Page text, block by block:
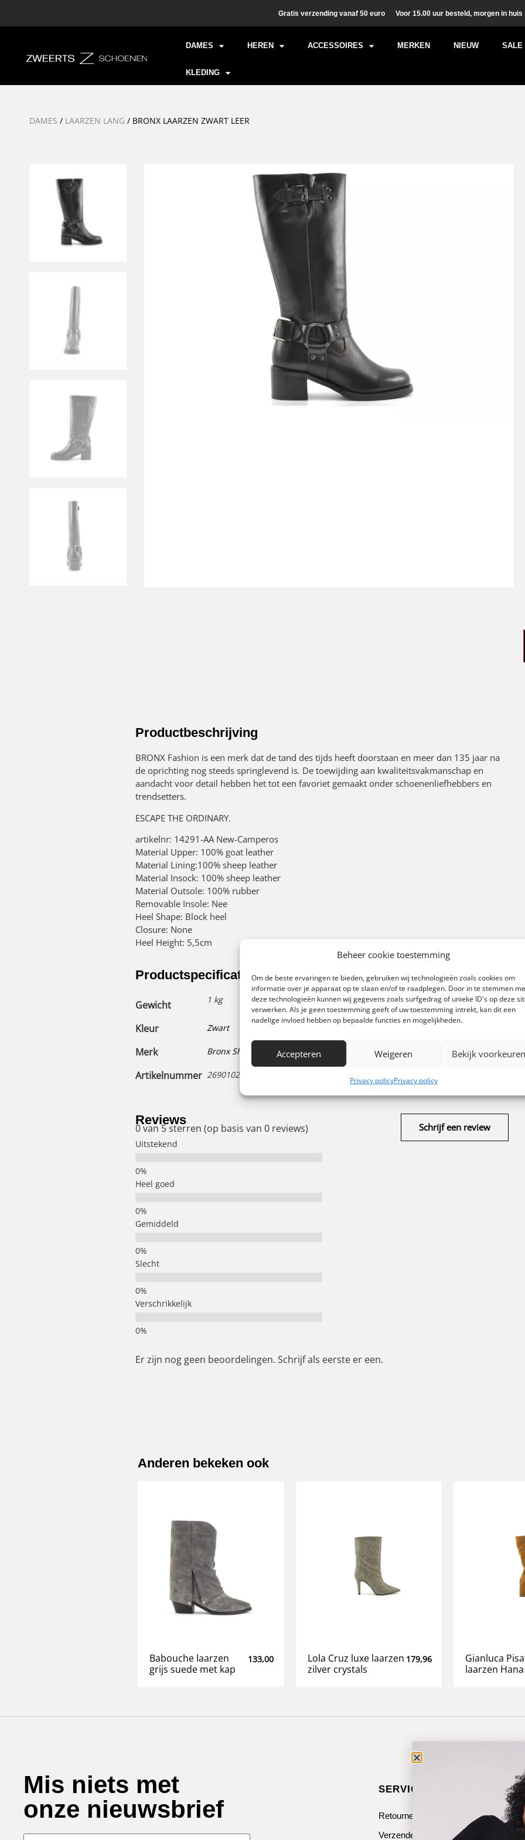
Beheer cookie toestemming
Om de beste ervaringen te bieden, gebruiken wij technologieën zoals cookies om
informatie over je apparaat op te slaan en/of te raadplegen. Door in te stemmen
deze technologieën kunnen wij gegevens zoals surfgedrag of unieke ID's op deze
verwerken. Als je geen toestemming geeft of uw toestemming intrekt, kan dit een
nadelige invloed hebben op bepaalde functies en mogelijkheden.
Accepteren Weigeren Bekijk voorkeuren
Privacy policyPrivacy policy
Gratis verzending vanaf 50 euro Voor 15.00 uur besteld, morgen in huis
DAMES HEREN ACCESSOIRES MERKEN NIEUW SALE
KLEDING
DAMES / LAARZEN LANG / BRONX LAARZEN ZWART LEER
Productbeschrijving
BRONX Fashion is een merk dat de tand des tijds heeft doorstaan en meer dan 135 jaar na
de oprichting nog steeds springlevend is. De toewijding aan kwaliteitsvakmanschap en
aandacht voor detail hebben het tot een favoriet gemaakt onder schoenenliefhebbers en
trendsetters.
ESCAPE THE ORDINARY.
artikelnr: 14291-AA New-Camperos
Material Upper: 100% goat leather
Material Lining:100% sheep leather
Material Insock: 100% sheep leather
Material Outsole: 100% rubber
Removable Insole: Nee
Heel Shape: Block heel
Closure: None
Heel Height: 5,5cm
Productspecificaties
Gewicht 1 kg
Kleur Zwart
Merk Bronx Shoes
Artikelnummer 269010213000
Reviews
0 van 5 sterren (op basis van 0 reviews)
Uitstekend
Heel goed
Gemiddeld
Slecht
Verschrikkelijk
Schrijf een review
Er zijn nog geen beoordelingen. Schrijf als eerste er een.
Anderen bekeken ook
Babouche laarzen
grijs suede met kap
133,00
Lola Cruz luxe laarzen
zilver crystals
179,96
Gianluca
laarzen
Mis niets met
onze nieuwsbrief
SERVICE & CONTACT
Retourneren
Verzenden